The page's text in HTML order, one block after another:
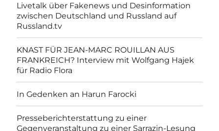
Livetalk über Fakenews und Desinformation
zwischen Deutschland und Russland auf
Russland.tv
KNAST FÜR JEAN-MARC ROUILLAN AUS
FRANKREICH? Interview mit Wolfgang Hajek
für Radio Flora
In Gedenken an Harun Farocki
Presseberichterstattung zu einer
Gegenveranstaltung zu einer Sarrazin-Lesung